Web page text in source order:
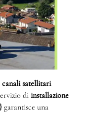
canali satellitari
diinstallazione
garantisce una